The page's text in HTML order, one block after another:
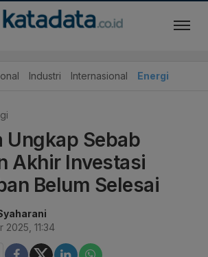
Industri Internasional Energi
Ungkap Sebab
Akhir Investasi
Belum Selesai
2025, 11:34